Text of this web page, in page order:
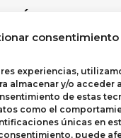
consentimiento
experiencias,
almacenar y/o acceder
de estas
como el
únicas en
puede
AL CLIENTE
Mi Cuenta
Frecuentes
y Devoluciones